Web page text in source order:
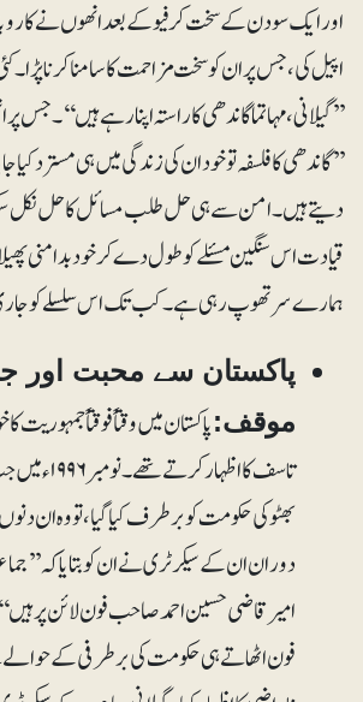
اور ایک سو دن کے سخت کرفیو کے بعد انھوں نے
اپیل کی، جس پر ان کو سخت مزاحمت کا سامنا کرنا پڑا۔
’’گیلانی ، مہاتما گاندھی کا راستہ اپنا رہے ہیں‘‘۔ جس
’’گاندھی کا فلسفہ تو خود ان کی زندگی میں ہی مسترد کیا
دیتے ہیں۔ امن سے ہی حل طلب مسائل کا حل نکل
قیادت اس سنگین مسئلے کو طول دے کر خود بدامنی
ہمارے سر تھوپ رہی ہے۔کب تک اس سلسلے کو جاری
پاکستان سے محبت اور
موقف:پاکستان میں وقتاً فوقتاً جمہوریت
تاسف کا اظہار
بھٹوکی حکومت کو برطرف کیا گیا، تو وہ ان
دوران ان کے سیکرٹری نے ان کو بتایا کہ
امیر قاضی حسین احمد صاحب فون لائن پر
فون اٹھاتے ہی حکومت کی بر طرفی کے